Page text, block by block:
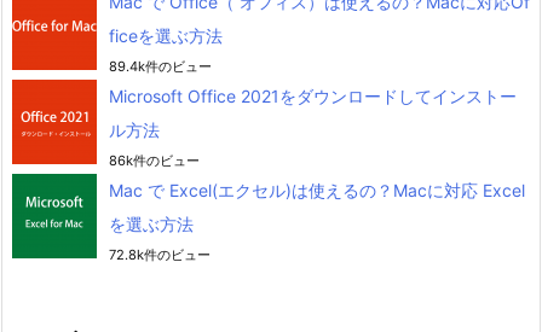
ficeを選ぶ方法
89.4k件のビュー
Microsoft Office 2021をダウンロードしてインストー
ル方法
86k件のビュー
Mac で Excel(エクセル)は使えるの？Macに対応 Excel
を選ぶ方法
72.8k件のビュー